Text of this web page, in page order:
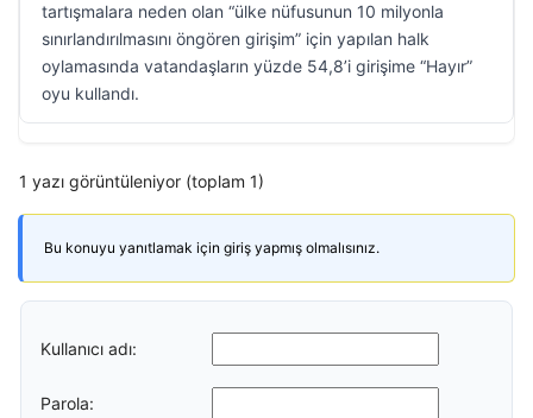
tartışmalara neden olan “ülke nüfusunun 10 milyonla
sınırlandırılmasını öngören girişim” için yapılan halk
oylamasında vatandaşların yüzde 54,8’i girişime “Hayır”
oyu kullandı.
1 yazı görüntüleniyor (toplam 1)
Bu konuyu yanıtlamak için giriş yapmış olmalısınız.
Kullanıcı adı:
Parola: